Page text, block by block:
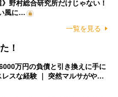
野村総合研究所だけじゃない！
風に…
一覧を見る
！
万円の負債と引き換えに手に
レスな経験 ｜ 突然マルサがや…